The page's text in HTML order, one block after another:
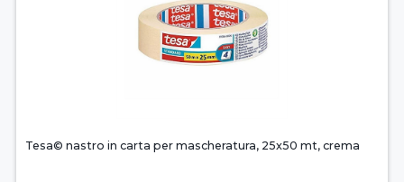
Tesa© nastro in carta per mascheratura, 25x50 mt, crema